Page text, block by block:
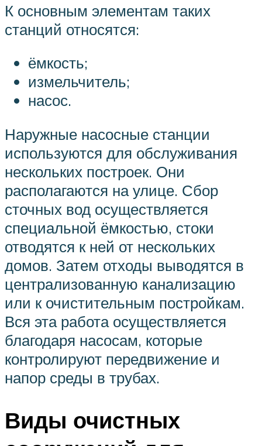
К основным элементам таких
станций относятся:
ёмкость;
измельчитель;
насос.
Наружные насосные станции
используются для обслуживания
нескольких построек. Они
располагаются на улице. Сбор
сточных вод осуществляется
специальной ёмкостью, стоки
отводятся к ней от нескольких
домов. Затем отходы выводятся в
централизованную канализацию
или к очистительным постройкам.
Вся эта работа осуществляется
благодаря насосам, которые
контролируют передвижение и
напор среды в трубах.
Виды очистных